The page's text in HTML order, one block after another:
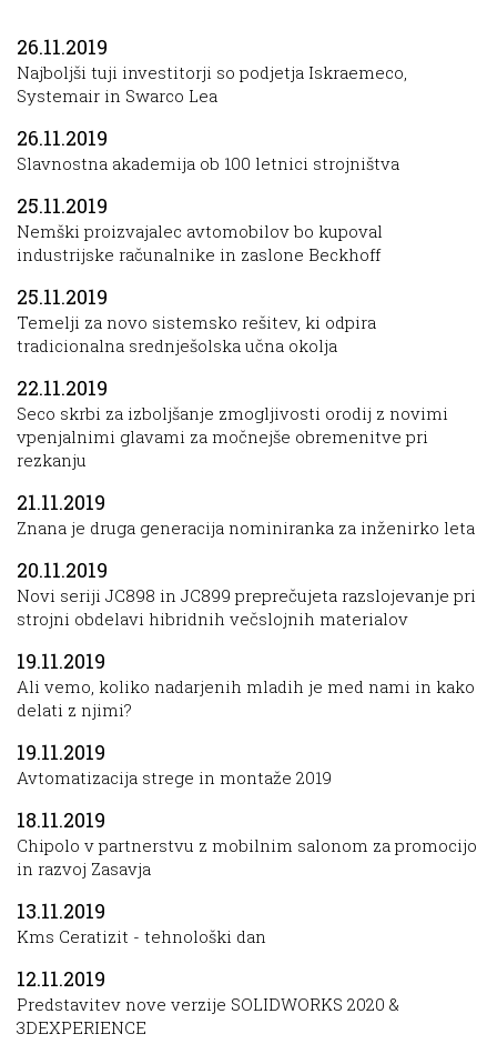
26.11.2019
Najboljši tuji investitorji so podjetja Iskraemeco,
Systemair in Swarco Lea
26.11.2019
Slavnostna akademija ob 100 letnici strojništva
25.11.2019
Nemški proizvajalec avtomobilov bo kupoval
industrijske računalnike in zaslone Beckhoff
25.11.2019
Temelji za novo sistemsko rešitev, ki odpira
tradicionalna srednješolska učna okolja
22.11.2019
Seco skrbi za izboljšanje zmogljivosti orodij z novimi
vpenjalnimi glavami za močnejše obremenitve pri
rezkanju
21.11.2019
Znana je druga generacija nominiranka za inženirko leta
20.11.2019
Novi seriji JC898 in JC899 preprečujeta razslojevanje pri
strojni obdelavi hibridnih večslojnih materialov
19.11.2019
Ali vemo, koliko nadarjenih mladih je med nami in kako
delati z njimi?
19.11.2019
Avtomatizacija strege in montaže 2019
18.11.2019
Chipolo v partnerstvu z mobilnim salonom za promocijo
in razvoj Zasavja
13.11.2019
Kms Ceratizit - tehnološki dan
12.11.2019
Predstavitev nove verzije SOLIDWORKS 2020 &
3DEXPERIENCE